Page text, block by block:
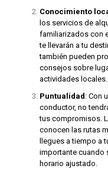
Conocimiento
los servicios de
familiarizados con
te llevarán a tu
también pueden
consejos sobre
actividades locales.
Puntualidad : Con
conductor, no
tus compromisos.
conocen las rutas
llegues a tiempo a
importante cuando
horario ajustado.